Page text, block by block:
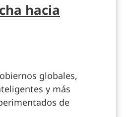
hacia
globales,
y más
de